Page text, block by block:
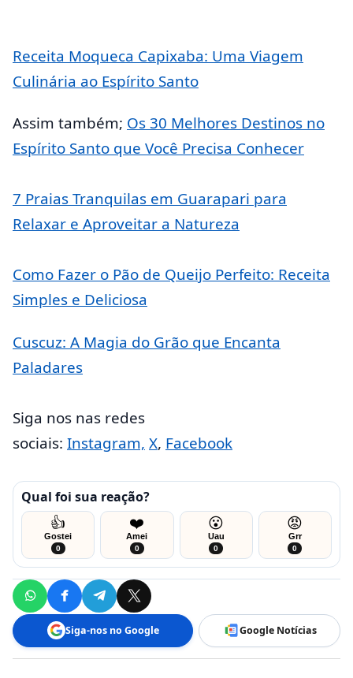
Receita Moqueca Capixaba: Uma Viagem
Culinária ao Espírito Santo
Assim também; Os 30 Melhores Destinos no
Espírito Santo que Você Precisa Conhecer
7 Praias Tranquilas em Guarapari para
Relaxar e Aproveitar a Natureza
Como Fazer o Pão de Queijo Perfeito: Receita
Simples e Deliciosa
Cuscuz: A Magia do Grão que Encanta
Paladares
Siga nos nas redes
sociais: Instagram, X, Facebook
Qual foi sua reação?
👍
Gostei
0
❤️
Amei
0
😮
Uau
0
😡
Grr
0
Siga-nos no Google Google Notícias